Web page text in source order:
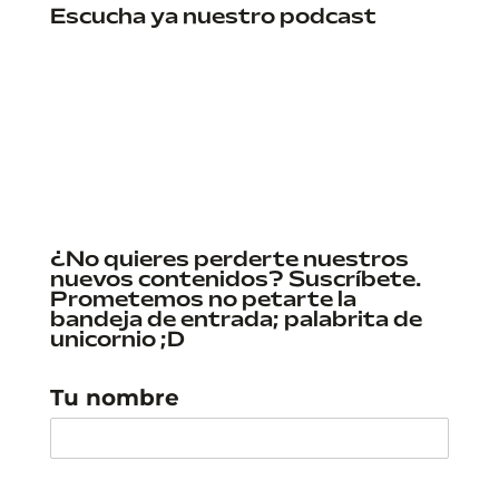
Escucha ya nuestro podcast
¿No quieres perderte nuestros
nuevos contenidos? Suscríbete.
Prometemos no petarte la
bandeja de entrada; palabrita de
unicornio ;D
Tu nombre